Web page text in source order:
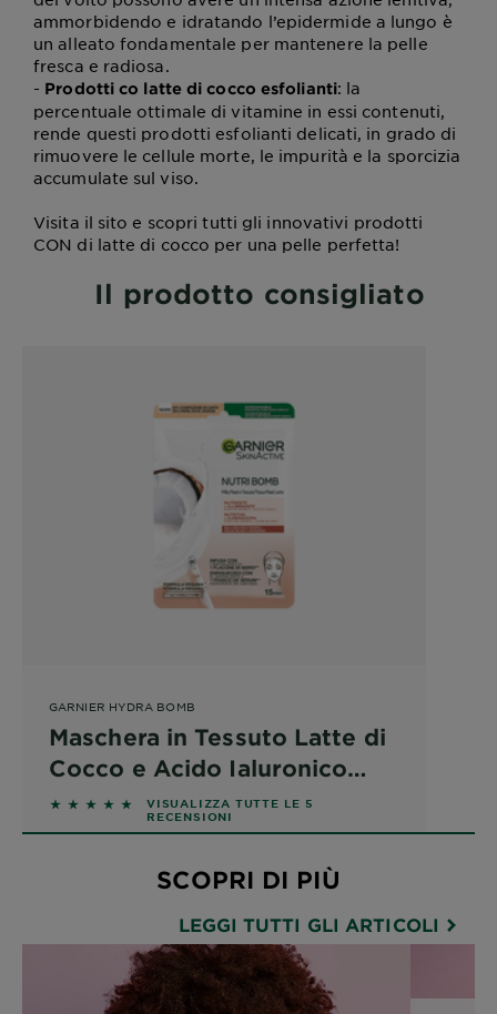
ammorbidendo e idratando l’epidermide a lungo è
un alleato fondamentale per mantenere la pelle
fresca e radiosa.
- Prodotti co latte di cocco esfolianti: la
percentuale ottimale di vitamine in essi contenuti,
rende questi prodotti esfolianti delicati, in grado di
rimuovere le cellule morte, le impurità e la sporcizia
accumulate sul viso.
Visita il sito e scopri tutti gli innovativi prodotti
CON di latte di cocco per una pelle perfetta!
Il prodotto consigliato
GARNIER HYDRA BOMB
Maschera in Tessuto Latte di
Cocco e Acido Ialuronico
Nutriente Illuminante per
Pelli Secche e Spente
5 out of 5 stars based on reviews
VISUALIZZA TUTTE LE 5
RECENSIONI
SCOPRI DI PIÙ
LEGGI TUTTI GLI ARTICOLI